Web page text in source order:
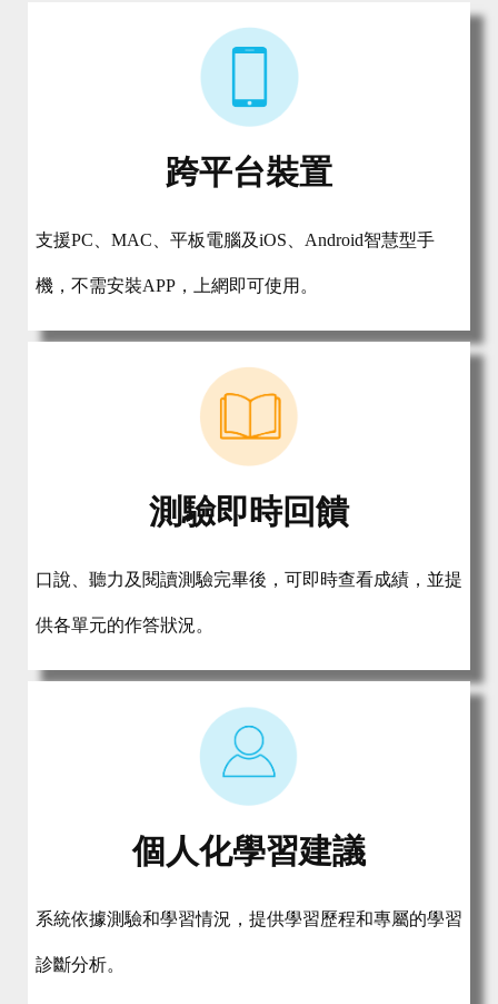
跨平台裝置
支援PC、MAC、平板電腦及iOS、Android智慧型手
機，不需安裝APP，上網即可使用。
測驗即時回饋
口說、聽力及閱讀測驗完畢後，可即時查看成績，並提
供各單元的作答狀況。
個人化學習建議
系統依據測驗和學習情況，提供學習歷程和專屬的學習
診斷分析。